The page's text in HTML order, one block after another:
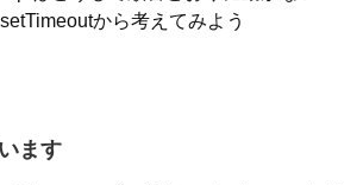
から考えてみよう
ます